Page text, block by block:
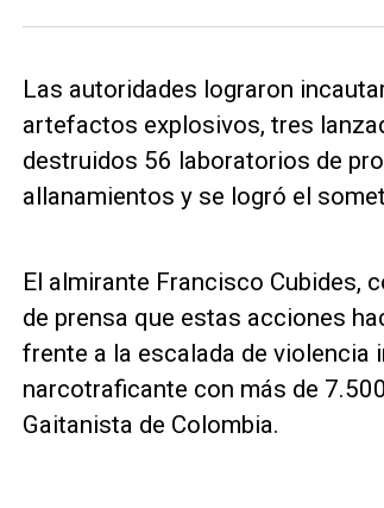
Las autoridades lograron
artefactos explosivos, tres
destruidos 56 laboratorios de
allanamientos y se logró el
El almirante Francisco Cubides,
de prensa que estas acciones
frente a la escalada de violencia
narcotraficante con más de
Gaitanista de Colombia.